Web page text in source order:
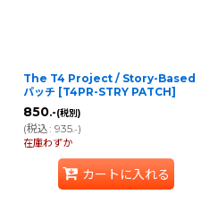
The T4 Project / Story-Based
パッチ [T4PR-STRY PATCH]
850.-(税別)
(税込: 935.-)
在庫わずか
カートに入れる